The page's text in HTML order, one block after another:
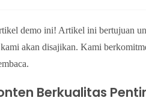
demo ini! Artikel ini bertujuan
akan disajikan. Kami
Berkualitas